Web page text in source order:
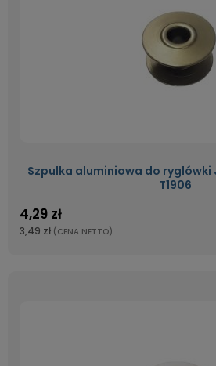
Szpulka aluminiowa do ryglówki
T1906
4,29 zł
3,49 zł (CENA NETTO)